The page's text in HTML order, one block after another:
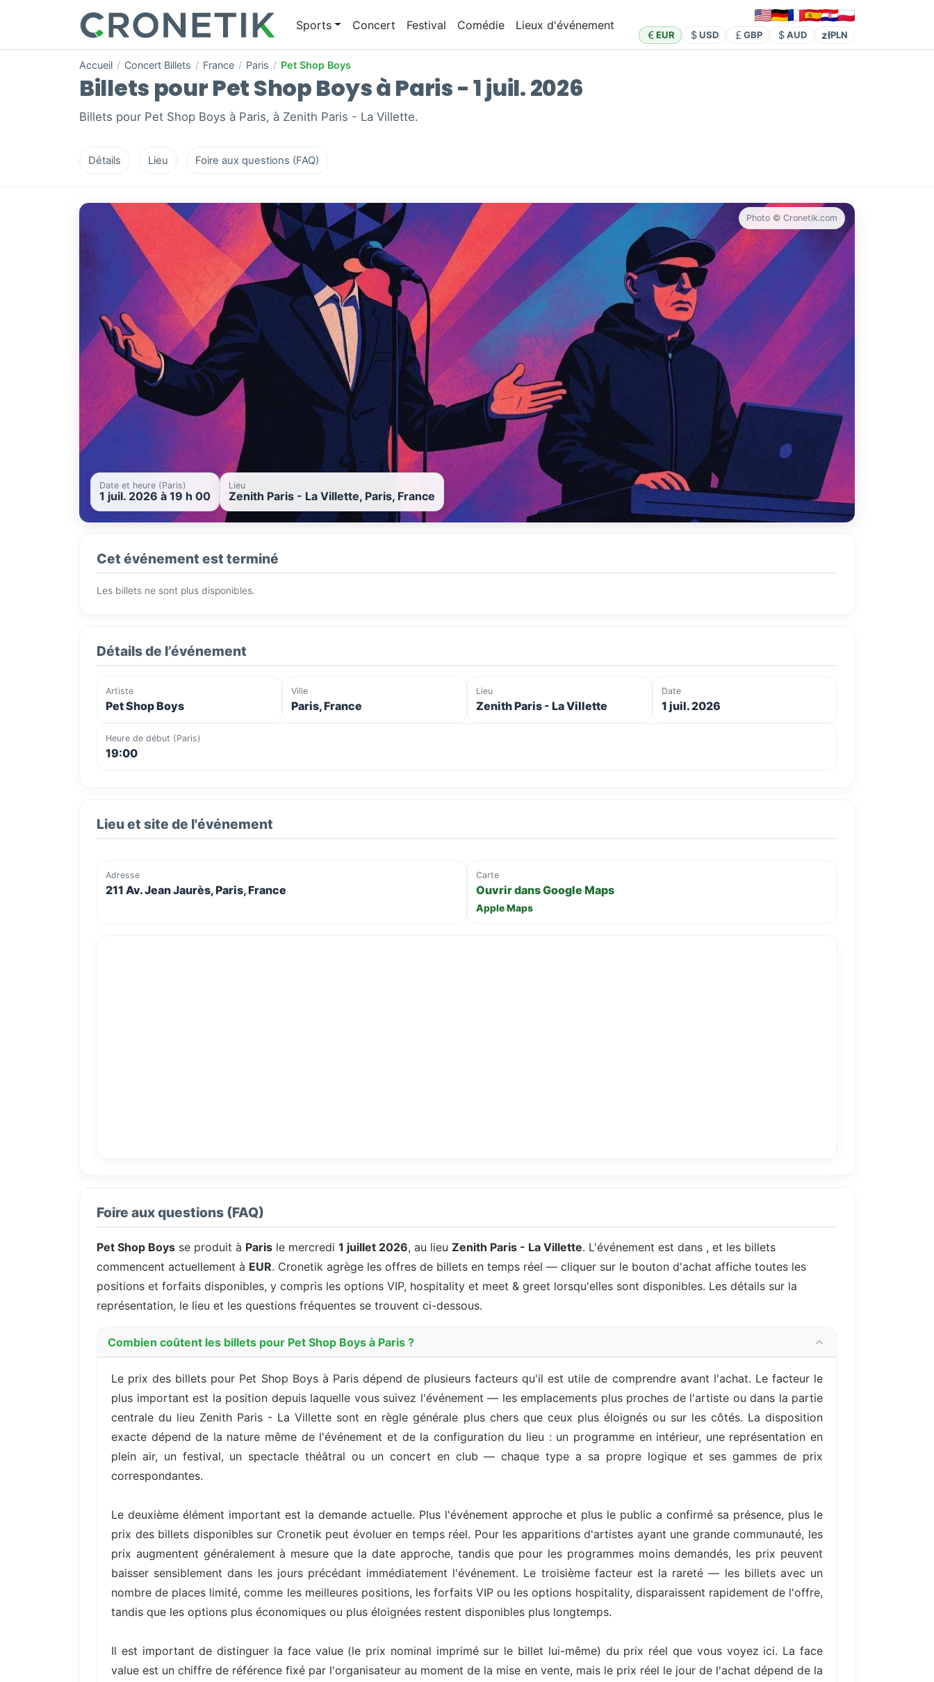
Sports Concert Festival Comédie Lieux d'événement
EUR USD GBP AUD złPLN
Accueil / Concert Billets / France / Paris / Pet Shop Boys
Billets pour Pet Shop Boys à Paris - 1 juil. 2026
Billets pour Pet Shop Boys à Paris, à Zenith Paris - La Villette.
Détails Lieu Foire aux questions (FAQ)
Photo © Cronetik.com
Date et heure (Paris)
1 juil. 2026 à 19 h 00
Lieu
Zenith Paris - La Villette, Paris, France
Cet événement est terminé
Les billets ne sont plus disponibles.
Détails de l’événement
Artiste
Pet Shop Boys
Ville
Paris, France
Lieu
Zenith Paris - La Villette
Date
1 juil. 2026
Heure de début (Paris)
19:00
Lieu et site de l'événement
Adresse
211 Av. Jean Jaurès, Paris, France
Carte
Ouvrir dans Google Maps
Apple Maps
Foire aux questions (FAQ)
Pet Shop Boys se produit à Paris le mercredi 1 juillet 2026, au lieu Zenith Paris - La Villette. L'événement est dans , et les billets
commencent actuellement à EUR. Cronetik agrège les offres de billets en temps réel — cliquer sur le bouton d'achat affiche toutes les
positions et forfaits disponibles, y compris les options VIP, hospitality et meet & greet lorsqu'elles sont disponibles. Les détails sur la
représentation, le lieu et les questions fréquentes se trouvent ci-dessous.
Combien coûtent les billets pour Pet Shop Boys à Paris ?
Le prix des billets pour Pet Shop Boys à Paris dépend de plusieurs facteurs qu'il est utile de comprendre avant l'achat. Le facteur le
plus important est la position depuis laquelle vous suivez l'événement — les emplacements plus proches de l'artiste ou dans la partie
centrale du lieu Zenith Paris - La Villette sont en règle générale plus chers que ceux plus éloignés ou sur les côtés. La disposition
exacte dépend de la nature même de l'événement et de la configuration du lieu : un programme en intérieur, une représentation en
plein air, un festival, un spectacle théâtral ou un concert en club — chaque type a sa propre logique et ses gammes de prix
correspondantes.
Le deuxième élément important est la demande actuelle. Plus l'événement approche et plus le public a confirmé sa présence, plus le
prix des billets disponibles sur Cronetik peut évoluer en temps réel. Pour les apparitions d'artistes ayant une grande communauté, les
prix augmentent généralement à mesure que la date approche, tandis que pour les programmes moins demandés, les prix peuvent
baisser sensiblement dans les jours précédant immédiatement l'événement. Le troisième facteur est la rareté — les billets avec un
nombre de places limité, comme les meilleures positions, les forfaits VIP ou les options hospitality, disparaissent rapidement de l'offre,
tandis que les options plus économiques ou plus éloignées restent disponibles plus longtemps.
Il est important de distinguer la face value (le prix nominal imprimé sur le billet lui-même) du prix réel que vous voyez ici. La face
value est un chiffre de référence fixé par l'organisateur au moment de la mise en vente, mais le prix réel le jour de l'achat dépend de la